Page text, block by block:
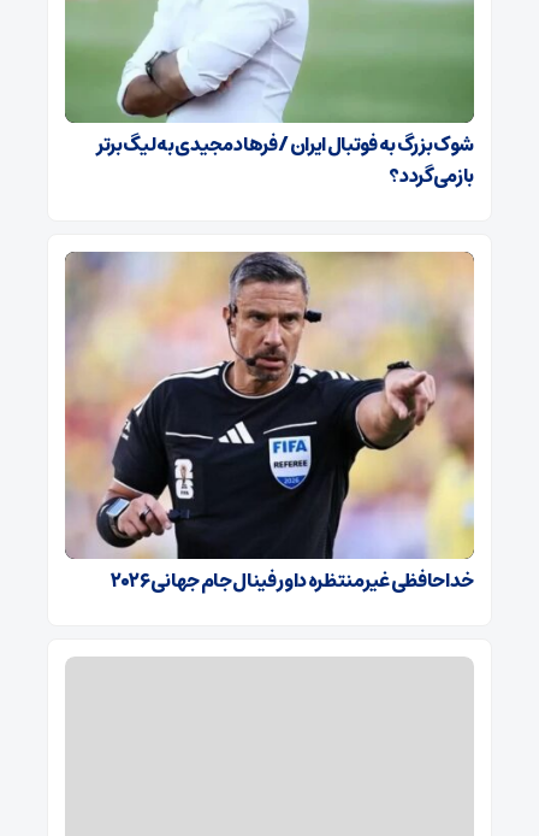
شوک بزرگ به فوتبال ایران / فرهاد مجیدی به لیگ برتر
بازمی‌گردد؟
خداحافظی غیرمنتظره داور فینال جام جهانی ۲۰۲۶